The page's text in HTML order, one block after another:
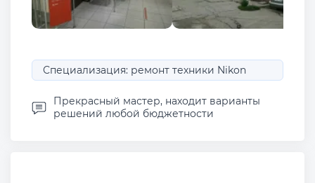
Специализация: ремонт техники Nikon
Прекрасный мастер, находит варианты
решений любой бюджетности